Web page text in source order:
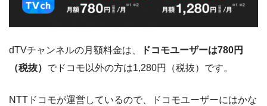
dTVチャンネルの月額料金は、
ドコモユーザーは780円
（税抜） でドコモ以外の方は1,280円（税抜）です。
NTTドコモが運営しているので、ドコモユーザーにはかな